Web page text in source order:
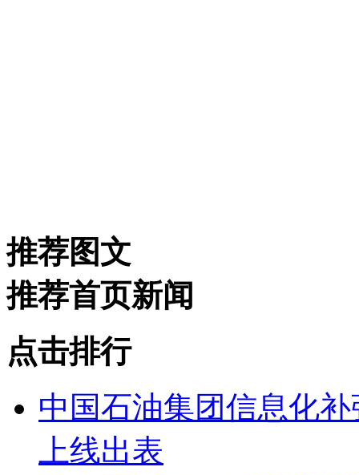
推荐图文
推荐首页新闻
点击排行
中国石油集团信息化
上线出表